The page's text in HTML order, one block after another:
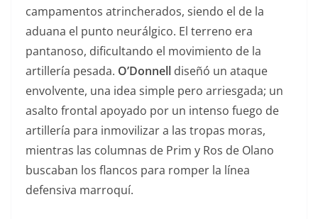
campamentos atrincherados, siendo el de la
aduana el punto neurálgico. El terreno era
pantanoso, dificultando el movimiento de la
artillería pesada. O’Donnell diseñó un ataque
envolvente, una idea simple pero arriesgada; un
asalto frontal apoyado por un intenso fuego de
artillería para inmovilizar a las tropas moras,
mientras las columnas de Prim y Ros de Olano
buscaban los flancos para romper la línea
defensiva marroquí.